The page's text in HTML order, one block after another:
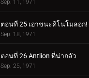
Sep. 11, 1971
ตอนที่ 25 เอาชนะคิโนโมลอก!
Sep. 18, 1971
ตอนที่ 26 Antlion ที่น่ากลัว
Sep. 25, 1971